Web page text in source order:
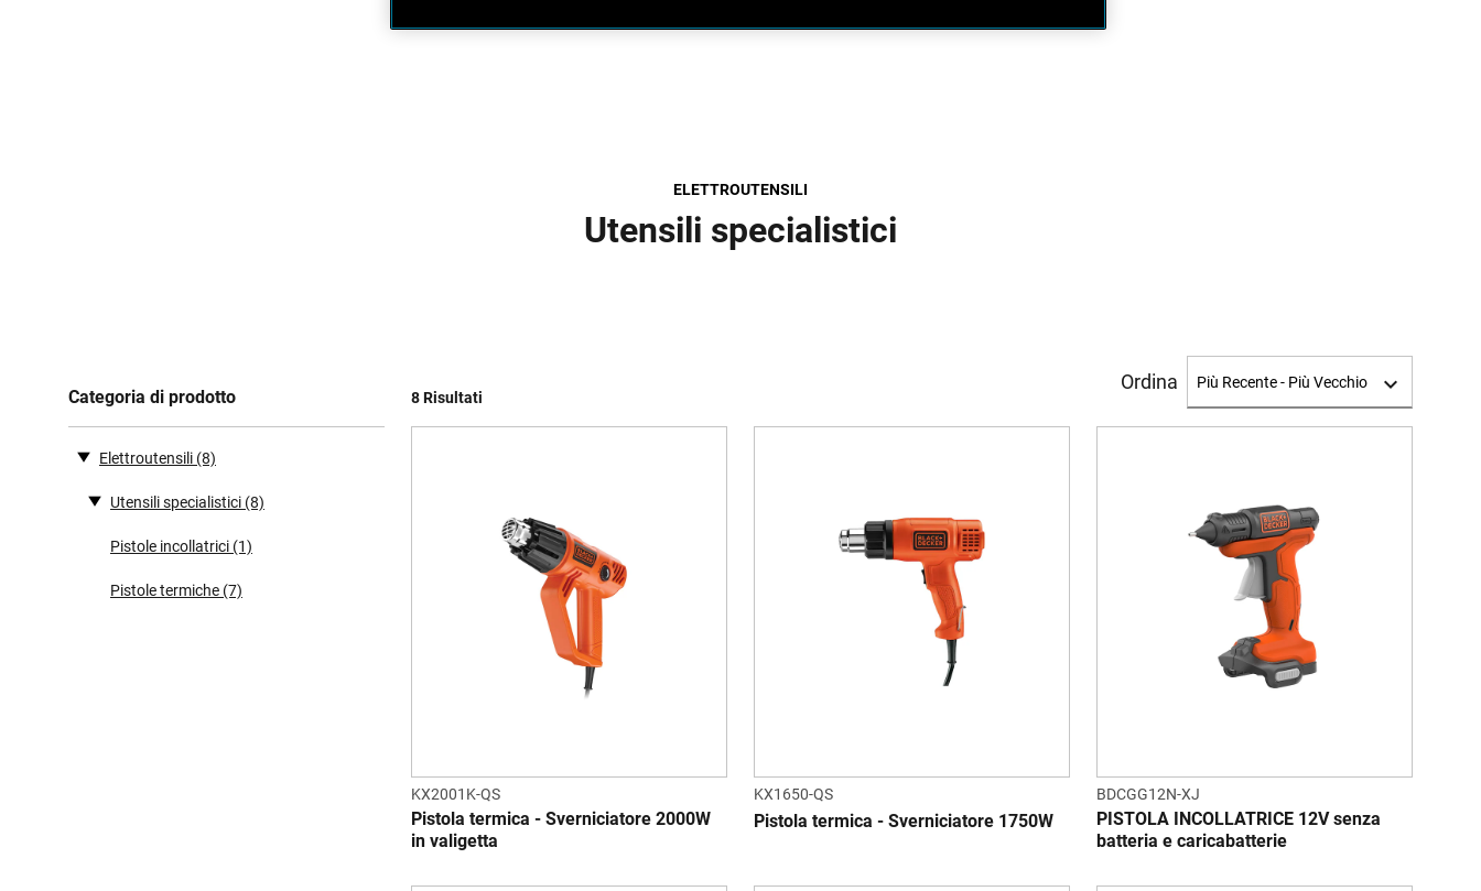
ELETTROUTENSILI
Utensili specialistici
Categoria di prodotto
Elettroutensili (8)
Utensili specialistici (8)
Pistole incollatrici (1)
Pistole termiche (7)
8 Risultati
Ordina
KX2001K-QS
Pistola termica - Sverniciatore 2000W
in valigetta
KX1650-QS
Pistola termica - Sverniciatore 1750W
BDCGG12N-XJ
PISTOLA INCOLLATRICE 12V senza
batteria e caricabatterie